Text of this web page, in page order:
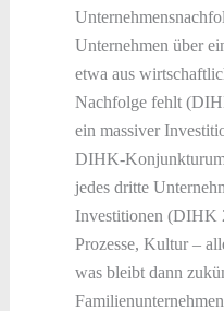
Unternehmen über
etwa aus
Nachfolge fehlt
ein massiver
DIHK-
jedes dritte
Investitionen (DIHK
Prozesse, Kultur –
was bleibt dann